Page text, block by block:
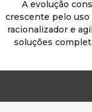
A evolução
crescente pelo
racionalizador e
soluções